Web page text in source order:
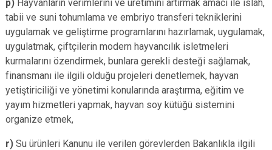
p) Hayvanların verimlerini ve üretimini artırmak amacı ile ıslah,
tabii ve suni tohumlama ve embriyo transferi tekniklerini
uygulamak ve geliştirme programlarını hazırlamak, uygulamak,
uygulatmak, çiftçilerin modern hayvancılık isletmeleri
kurmalarını özendirmek, bunlara gerekli desteği sağlamak,
finansmanı ile ilgili olduğu projeleri denetlemek, hayvan
yetiştiriciliği ve yönetimi konularında araştırma, eğitim ve
yayım hizmetleri yapmak, hayvan soy kütüğü sistemini
organize etmek,
r) Su ürünleri Kanunu ile verilen görevlerden Bakanlıkla ilgili